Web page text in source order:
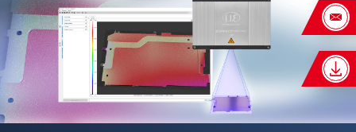
×
あなたのリクエスト
surfaceCONTROL 3D 3200
名
*